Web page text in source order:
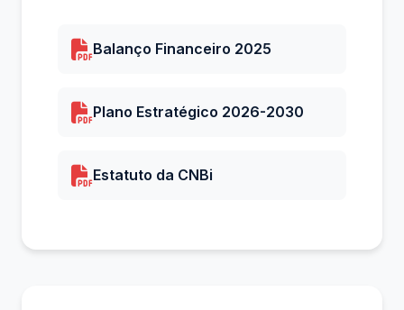
Balanço Financeiro 2025
Plano Estratégico 2026-2030
Estatuto da CNBi